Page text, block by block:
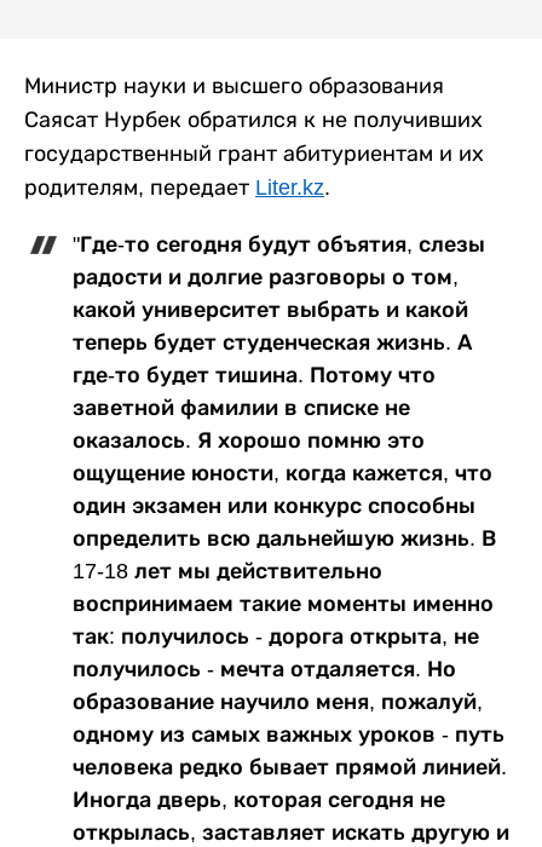
Министр науки и высшего образования
Саясат Нурбек обратился к не получивших
государственный грант абитуриентам и их
родителям, передает Liter.kz.
"Где-то сегодня будут объятия, слезы
радости и долгие разговоры о том,
какой университет выбрать и какой
теперь будет студенческая жизнь. А
где-то будет тишина. Потому что
заветной фамилии в списке не
оказалось. Я хорошо помню это
ощущение юности, когда кажется, что
один экзамен или конкурс способны
определить всю дальнейшую жизнь. В
17-18 лет мы действительно
воспринимаем такие моменты именно
так: получилось - дорога открыта, не
получилось - мечта отдаляется. Но
образование научило меня, пожалуй,
одному из самых важных уроков - путь
человека редко бывает прямой линией.
Иногда дверь, которая сегодня не
открылась, заставляет искать другую и